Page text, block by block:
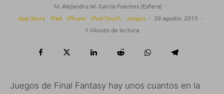
M. Alejandro W. García Fuentes (Esfera) ·
App Store
iPad iPhone iPod Touch Juegos · 20 agosto, 2015 ·
1 Minuto de lectura
Juegos de Final Fantasy hay unos cuantos en la